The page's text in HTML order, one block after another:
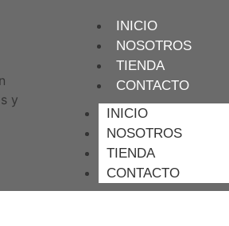
INICIO
NOSOTROS
TIENDA
CONTACTO
INICIO
NOSOTROS
TIENDA
CONTACTO